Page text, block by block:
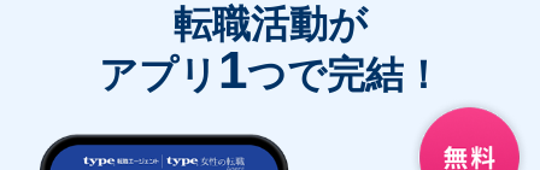
転職活動が
アプリ 1つで完結！